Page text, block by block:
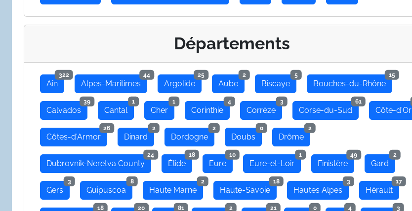
Départements
Ain
322
Alpes-Maritimes
44
Argolide
25
Aube
2
Biscaye
5
Bouches-du-Rhône
15
Calvados
39
Cantal
1
Cher
1
Corinthie
4
Corrèze
3
Corse-du-Sud
61
Côte-d'Or
Côtes-d'Armor
26
Dinard
2
Dordogne
2
Doubs
0
Drôme
2
Dubrovnik-Neretva County
24
Élide
18
Eure
10
Eure-et-Loir
1
Finistère
49
Gard
2
Gers
3
Guipuscoa
8
Haute Marne
2
Haute-Savoie
18
Hautes Alpes
3
Hérault
17
18 20 81 2 21 0 4 3